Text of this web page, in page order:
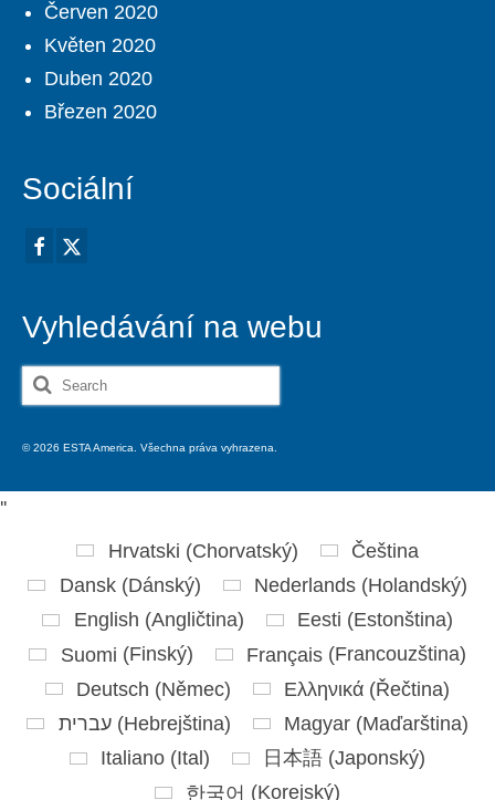
Červen 2020
Květen 2020
Duben 2020
Březen 2020
Sociální
Vyhledávání na webu
Search
for:
© 2026 ESTA America. Všechna práva vyhrazena.
''
Hrvatski (Chorvatský)
Čeština
Dansk(Dánský) Nederlands(Holandský)
English (Angličtina) Eesti (Estonština)
Suomi (Finský) Français(Francouzština)
Deutsch (Němec) Ελληνικά (Řečtina)
עברית(Hebrejština) Magyar(Maďarština)
Italiano (Ital ) 日本語 (Japonský)
한국어 (Korejský)